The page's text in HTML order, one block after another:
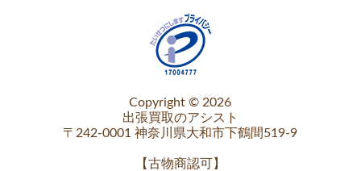
Copyright © 2026
出張買取のアシスト
〒242-0001 神奈川県大和市下鶴間519-9
【古物商認可 】